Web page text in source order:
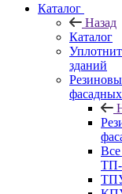
Каталог
Назад
Каталог
зданий
ТП-